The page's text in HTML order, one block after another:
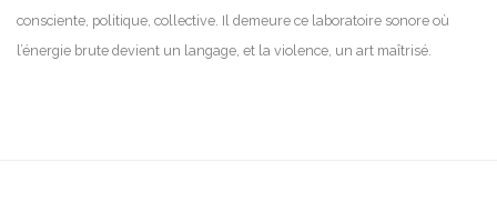
consciente, politique, collective. Il demeure ce laboratoire sonore où
l’énergie brute devient un langage, et la violence, un art maîtrisé.